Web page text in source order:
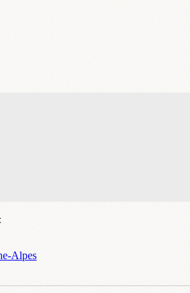
Alpes